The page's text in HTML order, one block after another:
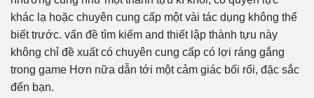
khác lạ hoặc chuyên cung cấp một vài tác dụng không thể
biết trước. vấn đề tìm kiếm and thiết lập thành tựu này
không chỉ đề xuất có chuyên cung cấp có lợi ráng gắng
trong game Hơn nữa dẫn tới một cảm giác bối rối, đặc sắc
đến bạn.